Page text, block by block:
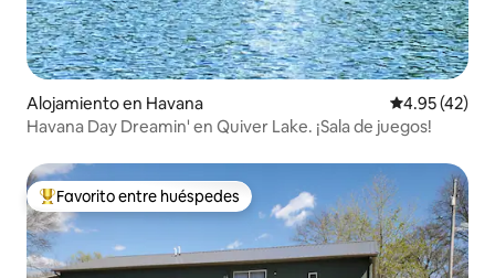
Alojamiento en Havana Calificación
4.95 (42)
Havana Day Dreamin' en Quiver Lake. ¡Sala de juegos!
Favorito entre huéspedes preferido
Favorito entre huéspedes